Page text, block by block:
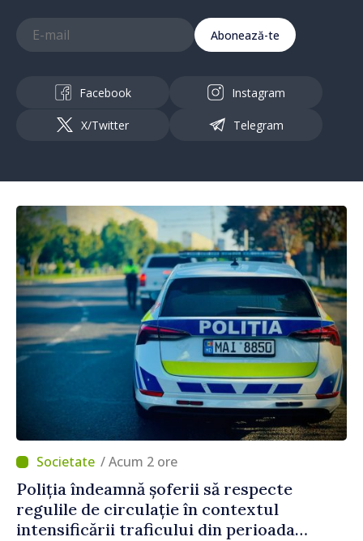
Abonează-te
Facebook Instagram
X/Twitter Telegram
/ Acum 2 ore
Poliția îndeamnă șoferii să respecte
regulile de circulație în contextul
intensificării traficului din perioada